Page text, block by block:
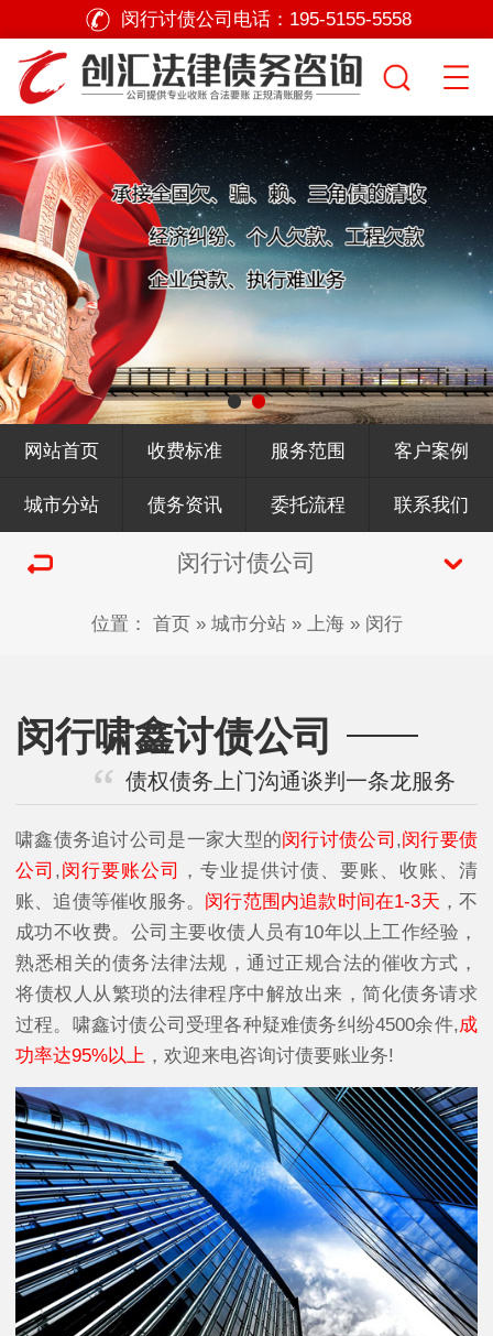
闵行讨债公司电话： 195-5155-5558
网站首页 收费标准 服务范围 客户案例
城市分站 债务资讯 委托流程 联系我们
闵行讨债公司
位置： 首页» 城市分站» 上海» 闵行
闵行啸鑫讨债公司
债权债务上门沟通谈判一条龙服务
啸鑫债务追讨公司是一家大型的闵行讨债公司 ,闵行要债
公司 ,闵行要账公司
，专业提供讨债、要账、收账、清
账、追债等催收服务。 闵行范围内追款时间在1-3天 ，不
成功不收费。公司主要收债人员有10年以上工作经验，
熟悉相关的债务法律法规，通过正规合法的催收方式，
将债权人从繁琐的法律程序中解放出来，简化债务请求
过程。啸鑫讨债公司受理各种疑难债务纠纷4500余件,成
功率达95%以上 ，欢迎来电咨询讨债要账业务!